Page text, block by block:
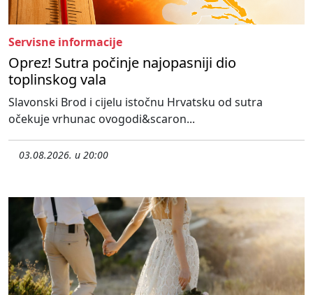
Servisne informacije
Oprez! Sutra počinje najopasniji dio
toplinskog vala
Slavonski Brod i cijelu istočnu Hrvatsku od sutra
očekuje vrhunac ovogodi&scaron...
03.08.2026. u 20:00